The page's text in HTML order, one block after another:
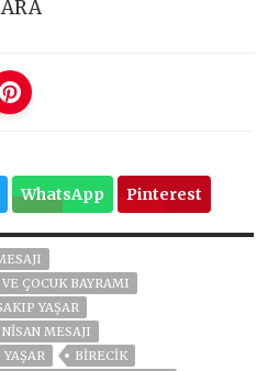
WhatsApp Pinterest
ÇOCUK BAYRAMI
YAŞAR
MESAJI
BİRECİK